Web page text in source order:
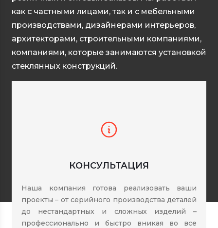
как с частными лицами, так и с мебельными
производствами, дизайнерами интерьеров,
архитекторами, строительными компаниями,
компаниями, которые занимаются установкой
стеклянных конструкций.
КОНСУЛЬТАЦИЯ
Наша компания готова реализовать ваши
проекты – от серийного производства деталей
до нестандартных и сложных изделий –
профессионально и быстро вникая во все